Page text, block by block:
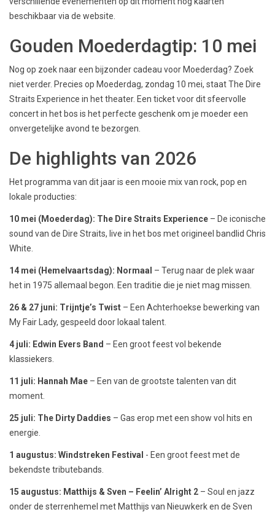
beschikbaar via de website.
Gouden Moederdagtip: 10 mei
Nog op zoek naar een bijzonder cadeau voor Moederdag? Zoek
niet verder. Precies op Moederdag, zondag 10 mei, staat The Dire
Straits Experience in het theater. Een ticket voor dit sfeervolle
concert in het bos is het perfecte geschenk om je moeder een
onvergetelijke avond te bezorgen.
De highlights van 2026
Het programma van dit jaar is een mooie mix van rock, pop en
lokale producties:
10 mei (Moederdag): The Dire Straits Experience – De iconische
sound van de Dire Straits, live in het bos met origineel bandlid Chris
White.
14 mei (Hemelvaartsdag): Normaal – Terug naar de plek waar
het in 1975 allemaal begon. Een traditie die je niet mag missen.
26 & 27 juni: Trijntje’s Twist – Een Achterhoekse bewerking van
My Fair Lady, gespeeld door lokaal talent.
4 juli: Edwin Evers Band – Een groot feest vol bekende
klassiekers.
11 juli: Hannah Mae – Een van de grootste talenten van dit
moment.
25 juli: The Dirty Daddies – Gas erop met een show vol hits en
energie.
1 augustus: Windstreken Festival - Een groot feest met de
bekendste tributebands.
15 augustus: Matthijs & Sven – Feelin’ Alright 2 – Soul en jazz
onder de sterrenhemel met Matthijs van Nieuwkerk en de Sven